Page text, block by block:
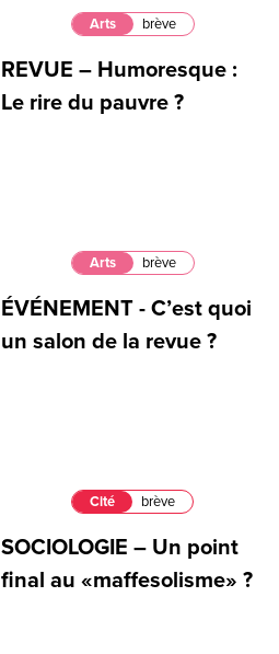
Arts brève
REVUE – Humoresque :
Le rire du pauvre ?
Arts brève
ÉVÉNEMENT - C’est quoi
un salon de la revue ?
Cité brève
SOCIOLOGIE – Un point
final au «maffesolisme» ?